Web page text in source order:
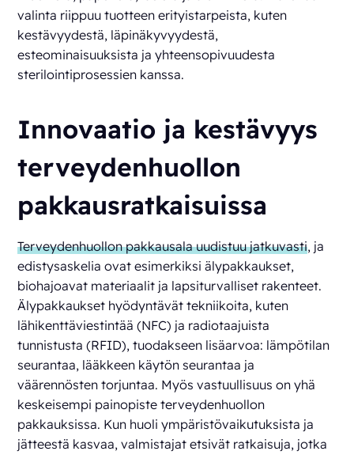
valinta riippuu tuotteen erityistarpeista, kuten
kestävyydestä, läpinäkyvyydestä,
esteominaisuuksista ja yhteensopivuudesta
sterilointiprosessien kanssa.
Innovaatio ja kestävyys
terveydenhuollon
pakkausratkaisuissa
Terveydenhuollon pakkausala uudistuu jatkuvasti, ja
edistysaskelia ovat esimerkiksi älypakkaukset,
biohajoavat materiaalit ja lapsiturvalliset rakenteet.
Älypakkaukset hyödyntävät tekniikoita, kuten
lähikenttäviestintää (NFC) ja radiotaajuista
tunnistusta (RFID), tuodakseen lisäarvoa: lämpötilan
seurantaa, lääkkeen käytön seurantaa ja
väärennösten torjuntaa. Myös vastuullisuus on yhä
keskeisempi painopiste terveydenhuollon
pakkauksissa. Kun huoli ympäristövaikutuksista ja
jätteestä kasvaa, valmistajat etsivät ratkaisuja, jotka